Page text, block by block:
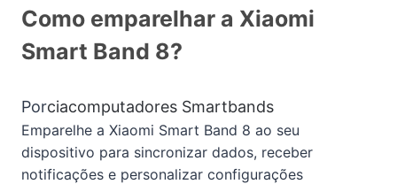
Como emparelhar a Xiaomi
Smart Band 8?
Porciacomputadores Smartbands
Emparelhe a Xiaomi Smart Band 8 ao seu
dispositivo para sincronizar dados, receber
notificações e personalizar configurações